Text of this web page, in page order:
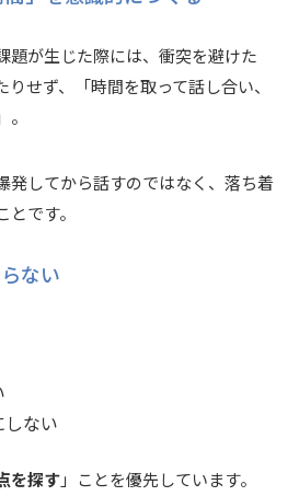
題が生じた際には、衝突を避けた
せず、「時間を取って話し合い、
発してから話すのではなく、落ち着
です。
ない
しない
を探す」ことを優先しています。